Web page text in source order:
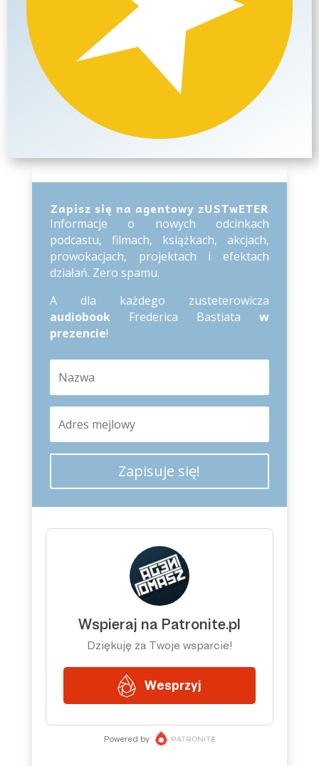
Zapisz się na agentowy zUSTwETER
Informacje o nowych odcinkach
podcastu, filmach, książkach, akcjach,
prowokacjach, projektach i efektach
działań. Zero spamu.
A dla każdego zusteterowicza
audiobookFrederica Bastiataw
prezencie!
Zapisuje się!